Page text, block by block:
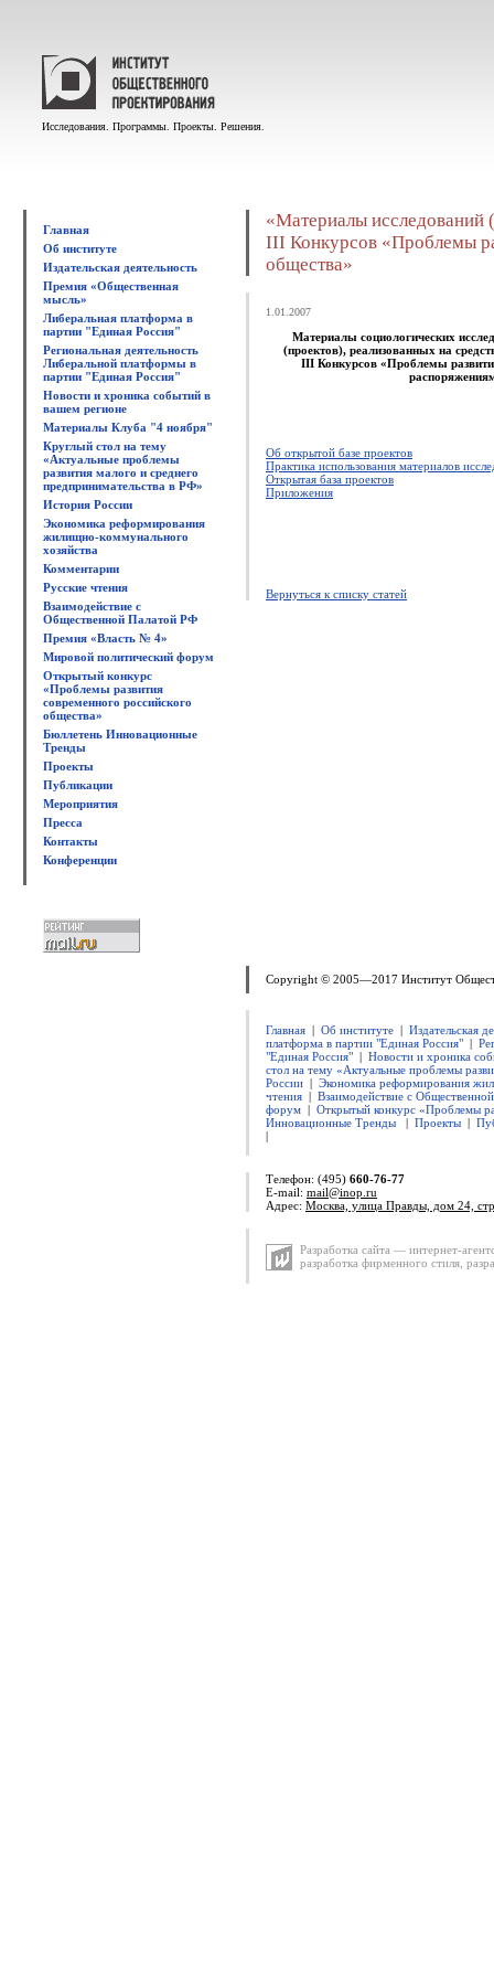
Исследования. Программы. Проекты. Решения.
Главная
Об институте
Издательская деятельность
Премия «Общественная
мысль»
Либеральная платформа в
партии "Единая Россия"
Региональная деятельность
Либеральной платформы в
партии "Единая Россия"
Новости и хроника событий в
вашем регионе
Материалы Клуба "4 ноября"
Круглый стол на тему
«Актуальные проблемы
развития малого и среднего
предпринимательства в РФ»
История России
Экономика реформирования
жилищно-коммунального
хозяйства
Комментарии
Русские чтения
Взаимодействие с
Общественной Палатой РФ
Премия «Власть № 4»
Мировой политический форум
Открытый конкурс
«Проблемы развития
современного российского
общества»
Бюллетень Инновационные
Тренды
Проекты
Публикации
Мероприятия
Пресса
Контакты
Конференции
«Материалы исследований
III Конкурсов «Проблемы
общества»
1.01.2007
Материалы социологических
(проектов), реализованных на
III Конкурсов «Проблемы
Об открытой базе проектов
Практика использования материалов
Открытая база проектов
Приложения
Вернуться к списку статей
Copyright © 2005—2017 Институт
Главная | Об институте | Издательская
платформа в партии "Единая Россия" |
"Единая Россия" | Новости и хроника
стол на тему «Актуальные проблемы
России | Экономика реформирования
чтения | Взаимодействие с
форум | Открытый конкурс «Проблемы
Инновационные Тренды
| Проекты |
|
Телефон: (495) 660-76-77
E-mail: mail@inop.ru
Адрес: Москва, улица Правды, дом 24,
Разработка сайта — интернет-
разработка фирменного стиля